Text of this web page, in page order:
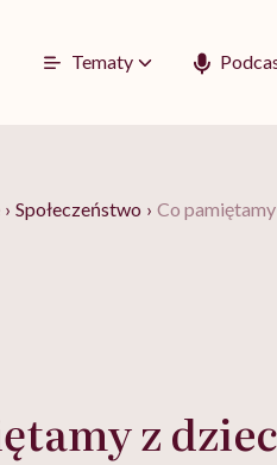
Tematy
› Społeczeństwo › Co
z